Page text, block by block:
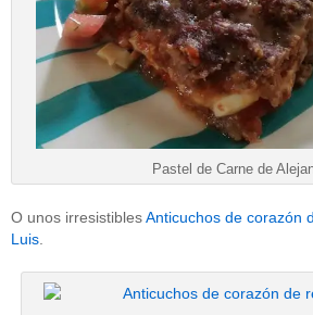
Pastel de Carne de
O unos irresistiblesAnticuchos de corazón
Luis.